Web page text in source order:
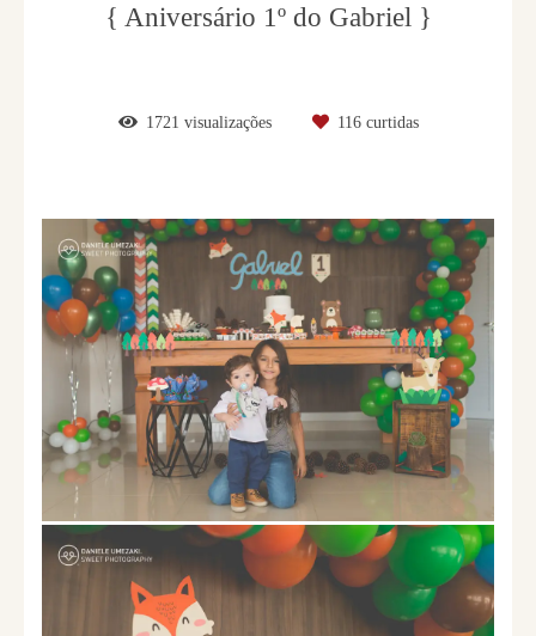
{ Aniversário 1º do Gabriel }
1721 visualizações 116curtidas